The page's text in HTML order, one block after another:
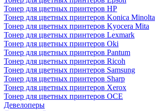
Тонер для цветных принтеров HP
Тонер для цветных принтеров Konica Minolta
Тонер для цветных принтеров Kyocera Mita
Тонер для цветных принтеров Lexmark
Тонер для цветных принтеров Oki
Тонер для цветных принтеров Pantum
Тонер для цветных принтеров Ricoh
Тонер для цветных принтеров Samsung
Тонер для цветных принтеров Sharp
Тонер для цветных принтеров Xerox
Тонер для цветных принтеров OCE
Девелоперы